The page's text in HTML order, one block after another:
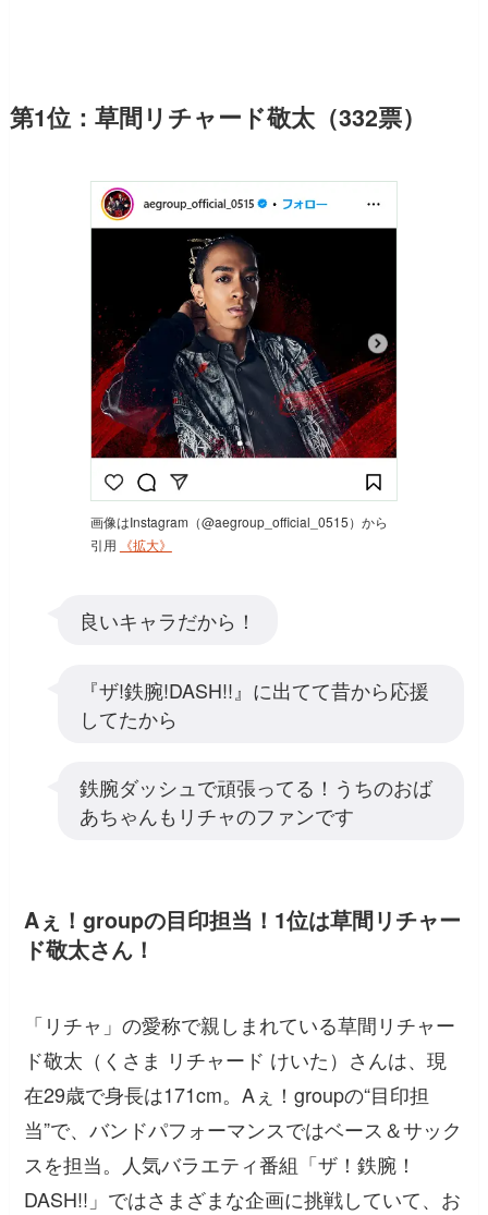
第1位：草間リチャード敬太（332票）
画像はInstagram（@aegroup_official_0515）から
引用
《拡大》
良いキャラだから！
『ザ!鉄腕!DASH!!』に出てて昔から応援
してたから
鉄腕ダッシュで頑張ってる！うちのおば
あちゃんもリチャのファンです
Aぇ！groupの目印担当！1位は草間リチャー
ド敬太さん！
「リチャ」の愛称で親しまれている草間リチャー
ド敬太（くさま リチャード けいた）さんは、現
在29歳で身長は171cm。Aぇ！groupの“目印担
当”で、バンドパフォーマンスではベース＆サック
スを担当。人気バラエティ番組「ザ！鉄腕！
DASH!!」ではさまざまな企画に挑戦していて、お